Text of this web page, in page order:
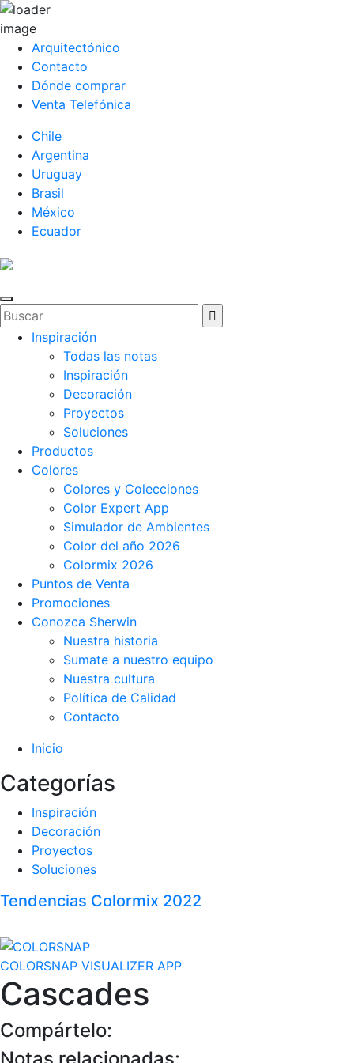
Arquitectónico
Contacto
Dónde comprar
Venta Telefónica
Chile
Argentina
Uruguay
Brasil
México
Ecuador
Inspiración
Todas las notas
Inspiración
Decoración
Proyectos
Soluciones
Productos
Colores
Colores y Colecciones
Color Expert App
Simulador de Ambientes
Color del año 2026
Colormix 2026
Puntos de Venta
Promociones
Conozca Sherwin
Nuestra historia
Sumate a nuestro equipo
Nuestra cultura
Política de Calidad
Contacto
Inicio
Categorías
Inspiración
Decoración
Proyectos
Soluciones
Tendencias Colormix 2022
COLORSNAP VISUALIZER APP
Cascades
Compártelo:
Notas relacionadas: